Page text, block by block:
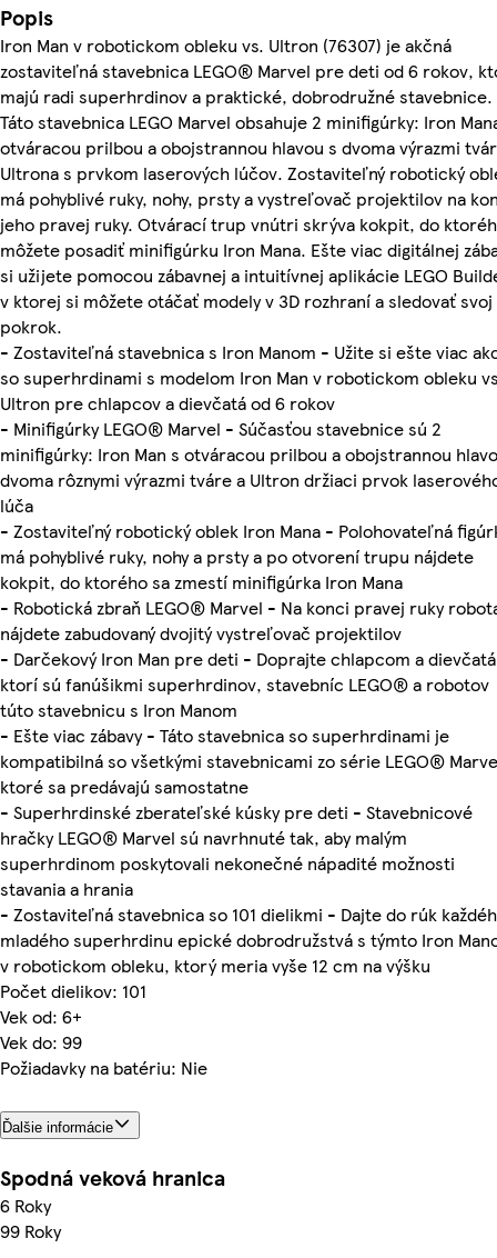
Popis
Iron Man v robotickom obleku vs. Ultron (76307) je akčná
zostaviteľná stavebnica LEGO® Marvel pre deti od 6 rokov,
majú radi superhrdinov a praktické, dobrodružné stavebnice.
Táto stavebnica LEGO Marvel obsahuje 2 minifigúrky: Iron
otváracou prilbou a obojstrannou hlavou s dvoma výrazmi
Ultrona s prvkom laserových lúčov. Zostaviteľný robotický
má pohyblivé ruky, nohy, prsty a vystreľovač projektilov na
jeho pravej ruky. Otvárací trup vnútri skrýva kokpit, do
môžete posadiť minifigúrku Iron Mana. Ešte viac digitálnej
si užijete pomocou zábavnej a intuitívnej aplikácie LEGO
v ktorej si môžete otáčať modely v 3D rozhraní a sledovať svoj
pokrok.
- Zostaviteľná stavebnica s Iron Manom - Užite si ešte viac
so superhrdinami s modelom Iron Man v robotickom obleku
Ultron pre chlapcov a dievčatá od 6 rokov
- Minifigúrky LEGO® Marvel - Súčasťou stavebnice sú 2
minifigúrky: Iron Man s otváracou prilbou a obojstrannou
dvoma rôznymi výrazmi tváre a Ultron držiaci prvok
lúča
- Zostaviteľný robotický oblek Iron Mana - Polohovateľná
má pohyblivé ruky, nohy a prsty a po otvorení trupu nájdete
kokpit, do ktorého sa zmestí minifigúrka Iron Mana
- Robotická zbraň LEGO® Marvel - Na konci pravej ruky
nájdete zabudovaný dvojitý vystreľovač projektilov
- Darčekový Iron Man pre deti - Doprajte chlapcom a
ktorí sú fanúšikmi superhrdinov, stavebníc LEGO® a robotov
túto stavebnicu s Iron Manom
- Ešte viac zábavy - Táto stavebnica so superhrdinami je
kompatibilná so všetkými stavebnicami zo série LEGO®
ktoré sa predávajú samostatne
- Superhrdinské zberateľské kúsky pre deti - Stavebnicové
hračky LEGO® Marvel sú navrhnuté tak, aby malým
superhrdinom poskytovali nekonečné nápadité možnosti
stavania a hrania
- Zostaviteľná stavebnica so 101 dielikmi - Dajte do rúk
mladého superhrdinu epické dobrodružstvá s týmto Iron
v robotickom obleku, ktorý meria vyše 12 cm na výšku
Počet dielikov: 101
Vek od: 6+
Vek do: 99
Požiadavky na batériu: Nie
Ďalšie informácie
Spodná veková hranica
6 Roky
99 Roky